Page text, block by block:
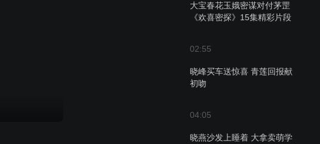
大宝春花玉娥密谋对付茅罡
《欢喜密探》15集精彩片段
02:55
晓峰买车送惊喜 青莲回报献
初吻
04:05
晓燕沙发上睡着 大拿卖萌学